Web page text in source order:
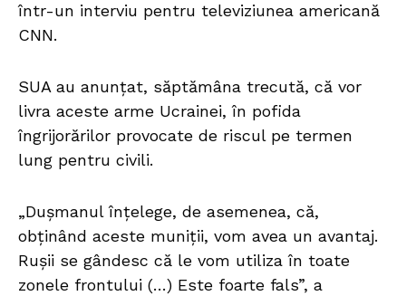
într-un interviu pentru televiziunea americană
CNN.
SUA au anunţat, săptămâna trecută, că vor
livra aceste arme Ucrainei, în pofida
îngrijorărilor provocate de riscul pe termen
lung pentru civili.
„Duşmanul înţelege, de asemenea, că,
obţinând aceste muniţii, vom avea un avantaj.
Ruşii se gândesc că le vom utiliza în toate
zonele frontului (…) Este foarte fals”, a